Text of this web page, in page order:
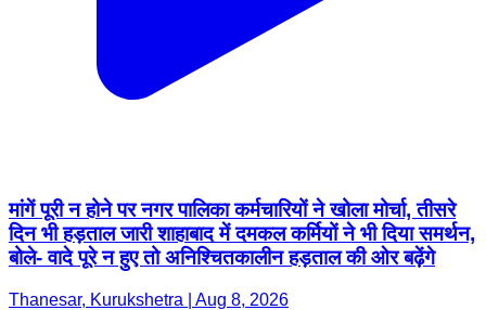
मांगें पूरी न होने पर नगर पालिका कर्मचारियों ने खोला मोर्चा, तीसरे
दिन भी हड़ताल जारी शाहाबाद में दमकल कर्मियों ने भी दिया समर्थन,
बोले- वादे पूरे न हुए तो अनिश्चितकालीन हड़ताल की ओर बढ़ेंगे
Thanesar, Kurukshetra | Aug 8, 2026